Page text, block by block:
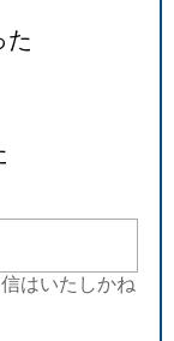
た
はいたしかね